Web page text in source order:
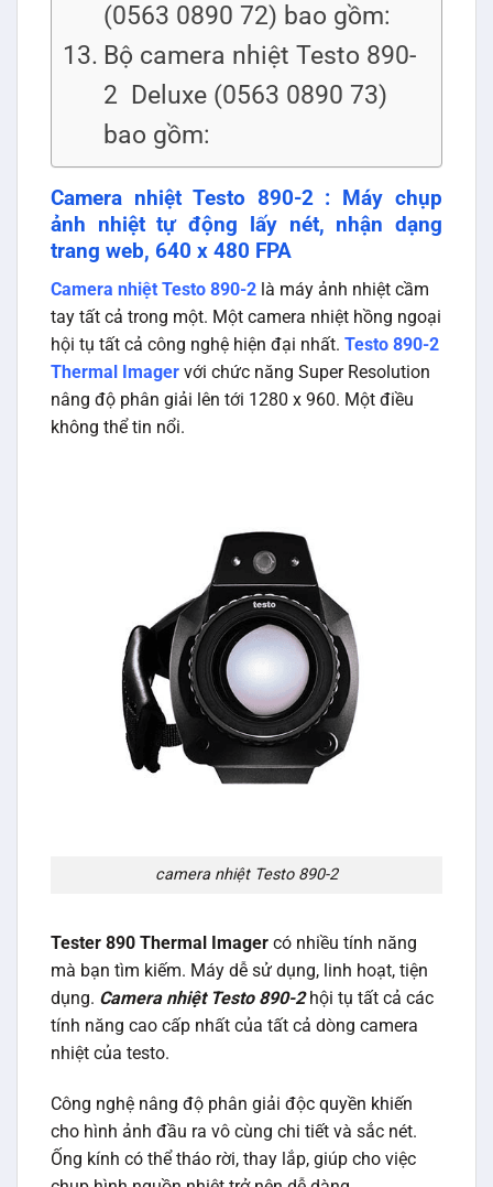
(0563 0890 72) bao gồm:
Bộ camera nhiệt Testo 890-
2 Deluxe (0563 0890 73)
bao gồm:
Camera nhiệt Testo 890-2 : Máy chụp
ảnh nhiệt tự động lấy nét, nhận dạng
trang web, 640 x 480 FPA
Camera nhiệt Testo 890-2 là máy ảnh nhiệt cầm
tay tất cả trong một. Một camera nhiệt hồng ngoại
hội tụ tất cả công nghệ hiện đại nhất. Testo 890-2
Thermal Imager với chức năng Super Resolution
nâng độ phân giải lên tới 1280 x 960. Một điều
không thể tin nổi.
camera nhiệt Testo 890-2
Tester 890 Thermal Imager có nhiều tính năng
mà bạn tìm kiếm. Máy dễ sử dụng, linh hoạt, tiện
dụng. Camera nhiệt Testo 890-2hội tụ tất cả các
tính năng cao cấp nhất của tất cả dòng camera
nhiệt của testo.
Công nghệ nâng độ phân giải độc quyền khiến
cho hình ảnh đầu ra vô cùng chi tiết và sắc nét.
Ống kính có thể tháo rời, thay lắp, giúp cho việc